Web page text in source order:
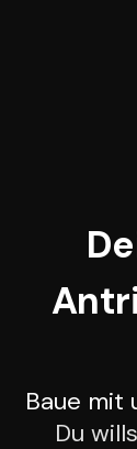
Baue mit
Du